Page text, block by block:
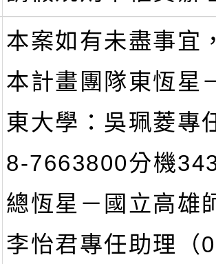
本案如有未盡事宜
本計畫團隊東恆星
東大學：吳珮菱專
8-7663800分機
總恆星－國立高雄
李怡君專任助理（